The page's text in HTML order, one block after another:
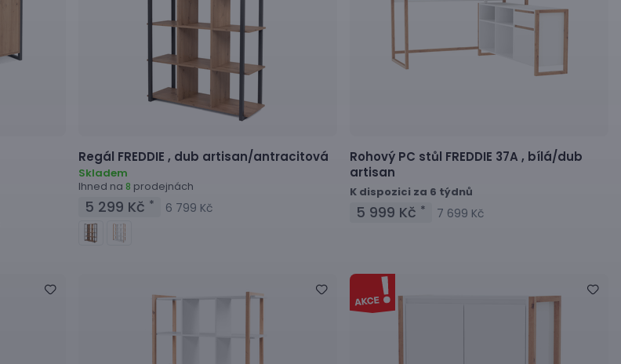
Regál FREDDIE , dub artisan/antracitová
Skladem
Ihned na 8 prodejnách
5 299 Kč * 6 799 Kč
Rohový PC stůl FREDDIE 37A , bílá/dub
artisan
K dispozici za 6 týdnů
5 999 Kč * 7 699 Kč